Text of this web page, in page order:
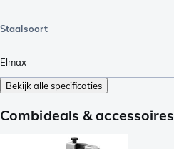
Staalsoort
Elmax
Bekijk alle specificaties
Combideals & accessoires